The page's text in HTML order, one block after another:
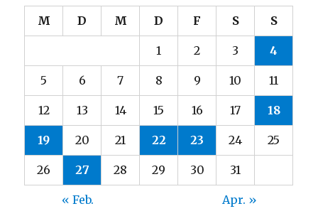
M D M D F S S
1 2 3 4
5 6 7 8 9 10 11
12 13 14 15 16 17 18
19 20 21 22 23 24 25
26 27 28 29 30 31
« Feb. Apr. »